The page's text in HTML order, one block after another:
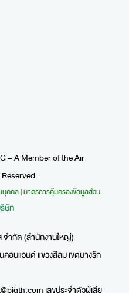
– A Member of the Air
บุคคล|มาตรการคุ้มครองข้อมูลส่วน
ษัท
จำกัด (สำนักงานใหญ่)
อนแวนต์ แขวงสีลม เขตบางรัก
เลขประจำตัวผู้เสีย